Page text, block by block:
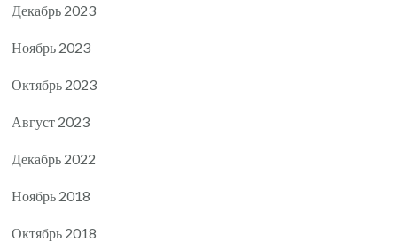
Декабрь 2023
Ноябрь 2023
Октябрь 2023
Август 2023
Декабрь 2022
Ноябрь 2018
Октябрь 2018